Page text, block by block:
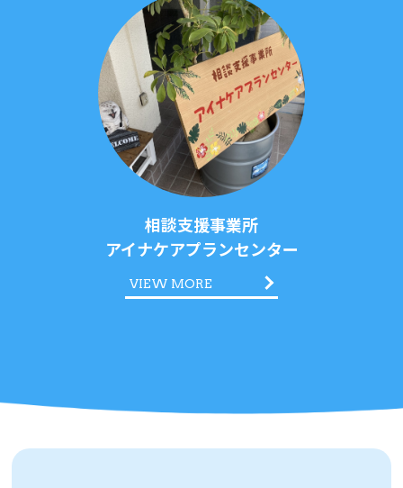
相談支援事業所
アイナケアプランセンター
VIEW MORE